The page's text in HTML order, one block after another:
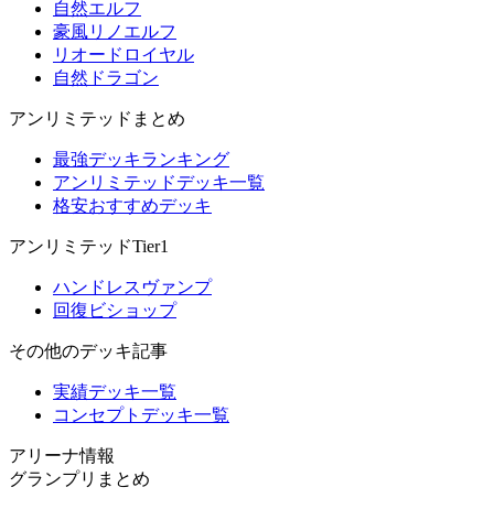
自然エルフ
豪風リノエルフ
リオードロイヤル
自然ドラゴン
アンリミテッドまとめ
最強デッキランキング
アンリミテッドデッキ一覧
格安おすすめデッキ
アンリミテッドTier1
ハンドレスヴァンプ
回復ビショップ
その他のデッキ記事
実績デッキ一覧
コンセプトデッキ一覧
アリーナ情報
グランプリまとめ